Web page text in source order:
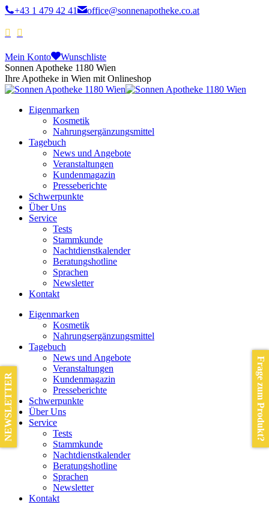
+43 1 479 42 41 office@sonnenapotheke.co.at
Mein Konto
Wunschliste
Sonnen Apotheke 1180 Wien
Ihre Apotheke in Wien mit Onlineshop
Eigenmarken
Kosmetik
Nahrungsergänzungsmittel
Tagebuch
News und Angebote
Veranstaltungen
Kundenmagazin
Presseberichte
Schwerpunkte
Über Uns
Service
Tests
Stammkunde
Nachtdienstkalender
Beratungshotline
Sprachen
Newsletter
Kontakt
Eigenmarken
Kosmetik
Nahrungsergänzungsmittel
Tagebuch
News und Angebote
Veranstaltungen
Kundenmagazin
Presseberichte
Schwerpunkte
Über Uns
Service
Tests
Stammkunde
Nachtdienstkalender
Beratungshotline
Sprachen
Newsletter
Kontakt
Frage zum Produkt?
NEWSLETTER